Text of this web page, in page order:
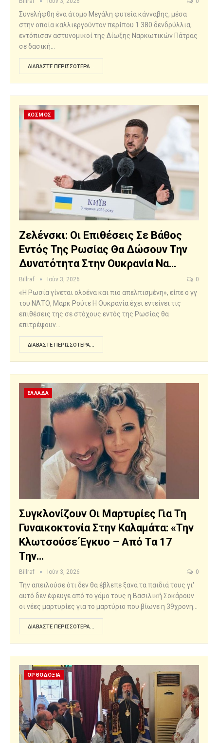
Συνελήφθη ένα άτομο Μεγάλη φυτεία κάνναβης, μέσα
στην οποία καλλιεργούνταν περίπου 1.380 δενδρύλλια,
εντόπισαν αστυνομικοί της Δίωξης Ναρκωτικών Πάτρας
σε δασική…
ΔΙΑΒΆΣΤΕ ΠΕΡΙΣΣΌΤΕΡΑ...
ΚΟΣΜΟΣ
Ζελένσκι: Οι Επιθέσεις Σε Βάθος
Εντός Της Ρωσίας Θα Δώσουν Την
Δυνατότητα Στην Ουκρανία Να…
Billraf Ιούν 3, 2026 0
«Η Ρωσία γίνεται ολοένα και πιο απελπισμένη», είπε ο γγ
του ΝΑΤΟ, Μαρκ Ρούτε Η Ουκρανία έχει εντείνει τις
επιθέσεις της σε στόχους εντός της Ρωσίας θα
επιτρέψουν…
ΔΙΑΒΆΣΤΕ ΠΕΡΙΣΣΌΤΕΡΑ...
ΕΛΛΑΔΑ
Συγκλονίζουν Οι Μαρτυρίες Για Τη
Γυναικοκτονία Στην Καλαμάτα: «Την
Κλωτσούσε Έγκυο – Από Τα 17
Την…
Billraf Ιούν 3, 2026 0
Την απειλούσε ότι δεν θα έβλεπε ξανά τα παιδιά τους γι'
αυτό δεν έφευγε από το γάμο τους η Βασιλική Σοκάρουν
οι νέες μαρτυρίες για το μαρτύριο που βίωνε η 39χρονη…
ΔΙΑΒΆΣΤΕ ΠΕΡΙΣΣΌΤΕΡΑ...
ΟΡΘΟΔΟΞΙΑ